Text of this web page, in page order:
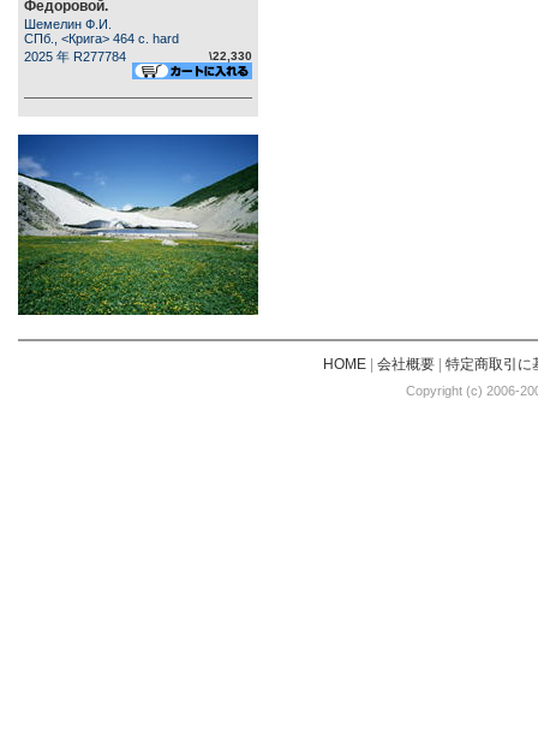
Федоровой.
Шемелин Ф.И.
СПб., <Крига> 464 c. hard
2025 年 R277784
\22,330
HOME| 会社概要| 特定商取引に
Copyright (c) 2006-